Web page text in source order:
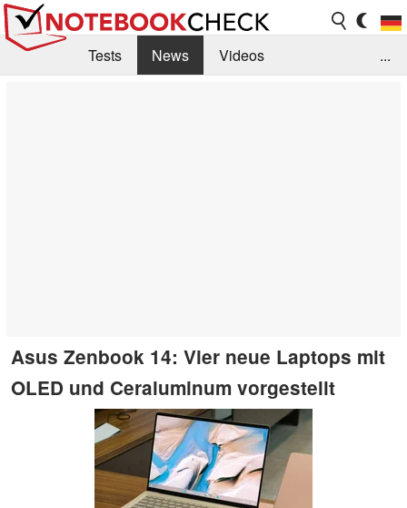
Tests News
Videos
...
Asus Zenbook 14: Vier neue Laptops mit
OLED und Ceraluminum vorgestellt